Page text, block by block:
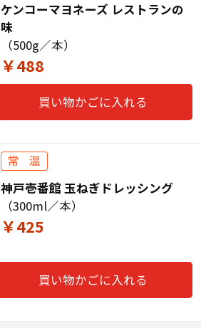
ケンコーマヨネーズ レストランの
味
（500g／本）
￥488
買い物かごに入れる
神戸壱番館 玉ねぎドレッシング
（300ml／本）
￥425
買い物かごに入れる